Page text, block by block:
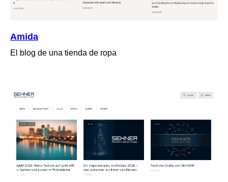
Amida
El blog de una tienda de ropa